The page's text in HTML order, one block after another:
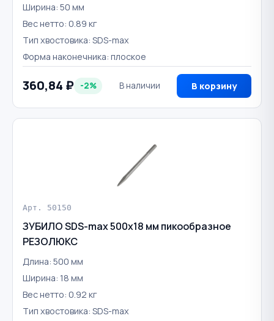
Ширина: 50 мм
Вес нетто: 0.89 кг
Тип хвостовика: SDS-max
Форма наконечника: плоское
360,84 ₽ -2% В наличии В корзину
Арт. 50150
ЗУБИЛО SDS-max 500х18 мм пикообразное
РЕЗОЛЮКС
Длина: 500 мм
Ширина: 18 мм
Вес нетто: 0.92 кг
Тип хвостовика: SDS-max